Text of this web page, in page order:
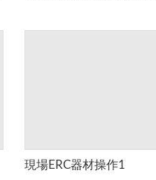
現場ERC器材操作1